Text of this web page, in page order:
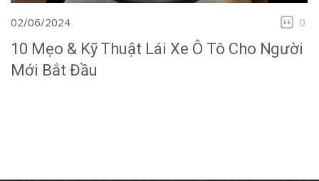
02/06/2024 0
10 Mẹo & Kỹ Thuật Lái Xe Ô Tô Cho Người
Mới Bắt Đầu